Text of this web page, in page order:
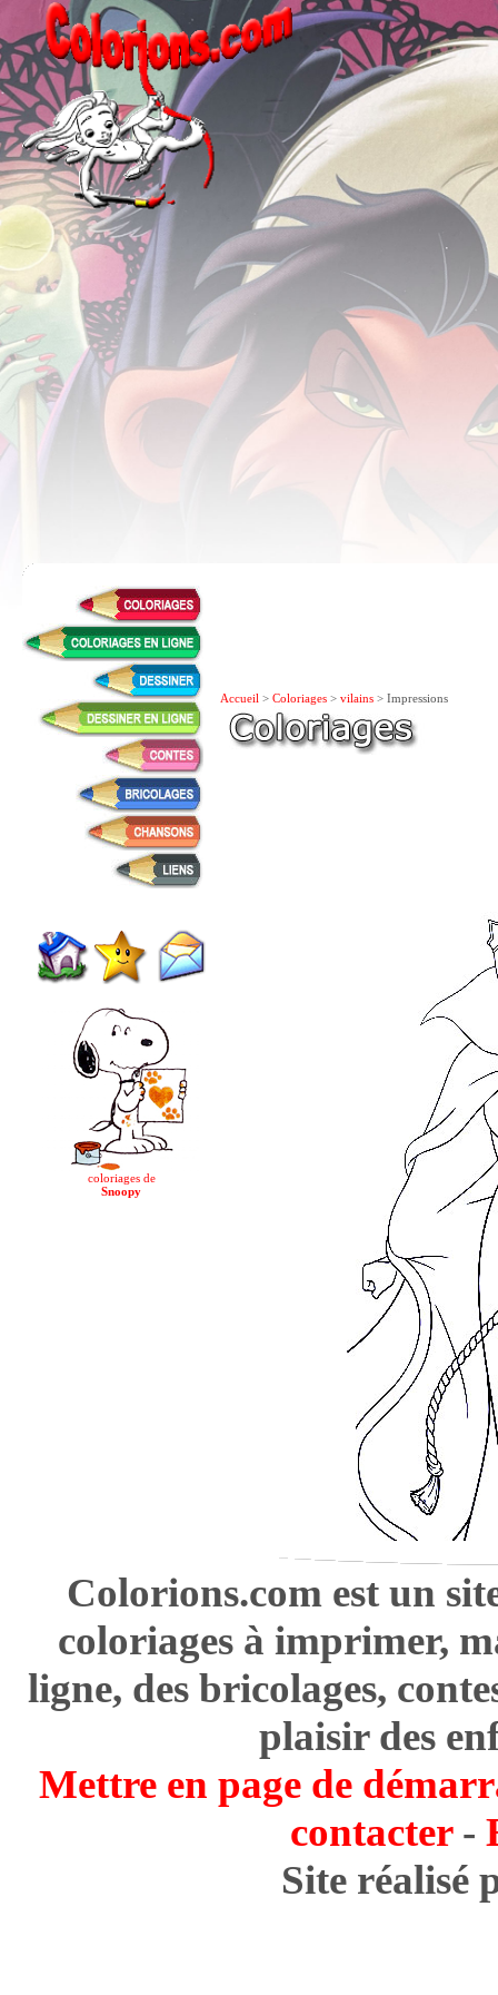
coloriages de
Snoopy
Accueil > Coloriages > vilains > Impressions
Colorions.com est un
coloriages à imprimer,
ligne, des bricolages,
plaisir des
Mettre en page de
contacter-
Site réalisé